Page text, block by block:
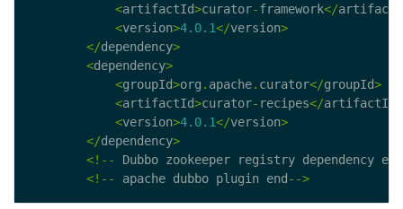
<artifactId>curator-framework</
<version>4.0.1</version>
</dependency>
<dependency>
<groupId>org . apache. curator</groupId>
<artifactId>curator- recipes</artifactId
<version>4.0.1</version>
</dependency>
<!--
Dubbo zookeeper registry dependency
<!--
apache dubbo plugin end-->